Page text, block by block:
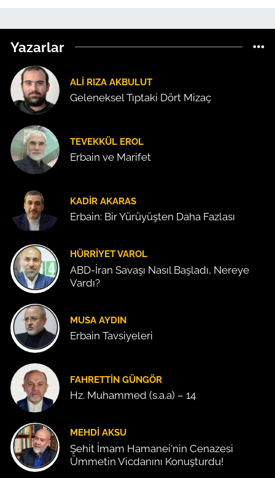
Yazarlar
ALI RIZA AKBULUT
Geleneksel Tıptaki Dört Mizaç
TEVEKKÜL EROL
Erbain ve Marifet
KADIR AKARAS
Erbain: Bir Yürüyüşten Daha Fazlası
HÜRRIYET VAROL
ABD-İran Savaşı Nasıl Başladı, Nereye
Vardı?
MUSA AYDIN
Erbain Tavsiyeleri
FAHRETTIN GÜNGÖR
Hz. Muhammed (s.a.a) – 14
MEHDI AKSU
Şehit İmam Hamanei'nin Cenazesi
Ümmetin Vicdanını Konuşturdu!